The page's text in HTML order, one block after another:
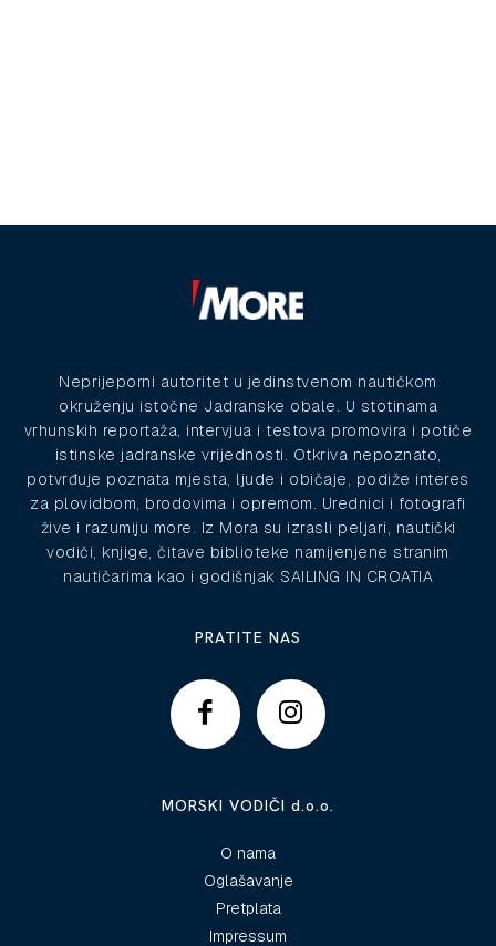
Neprijeporni autoritet u jedinstvenom nautičkom
okruženju istočne Jadranske obale. U stotinama
vrhunskih reportaža, intervjua i testova promovira i potiče
istinske jadranske vrijednosti. Otkriva nepoznato,
potvrđuje poznata mjesta, ljude i običaje, podiže interes
za plovidbom, brodovima i opremom. Urednici i fotografi
žive i razumiju more. Iz Mora su izrasli peljari, nautički
vodiči, knjige, čitave biblioteke namijenjene stranim
nautičarima kao i godišnjak SAILING IN CROATIA
PRATITE NAS
MORSKI VODIČI d.o.o.
O nama
Oglašavanje
Pretplata
Impressum